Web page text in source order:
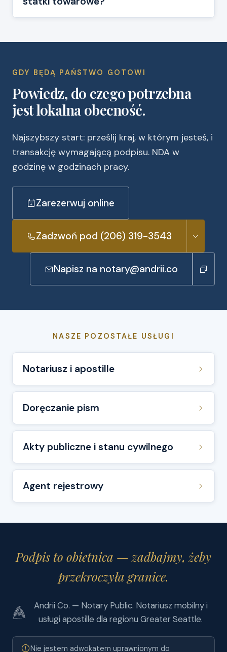
GDY BĘDĄ PAŃSTWO GOTOWI
Powiedz, do czego potrzebna
jest lokalna obecność.
Najszybszy start: prześlij kraj, w którym jesteś, i
transakcję wymagającą podpisu. NDA w
godzinę w godzinach pracy.
Zarezerwuj online
Zadzwoń pod (206) 319-3543
Napisz na notary@andrii.co
NASZE POZOSTAŁE USŁUGI
Notariusz i apostille
Doręczanie pism
Akty publiczne i stanu cywilnego
Agent rejestrowy
Podpis to obietnica — zadbajmy, żeby
przekroczyła granice.
Andrii Co. — Notary Public. Notariusz mobilny i
usługi apostille dla regionu Greater Seattle.
Nie jestem adwokatem uprawnionym do